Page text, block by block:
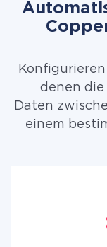
denen die
Daten
einem